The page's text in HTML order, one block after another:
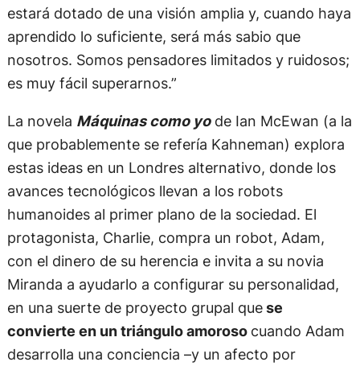
estará dotado de una visión amplia y, cuando haya
aprendido lo suficiente, será más sabio que
nosotros. Somos pensadores limitados y ruidosos;
es muy fácil superarnos.”
La novela Máquinas como yode Ian McEwan (a la
que probablemente se refería Kahneman) explora
estas ideas en un Londres alternativo, donde los
avances tecnológicos llevan a los robots
humanoides al primer plano de la sociedad. El
protagonista, Charlie, compra un robot, Adam,
con el dinero de su herencia e invita a su novia
Miranda a ayudarlo a configurar su personalidad,
en una suerte de proyecto grupal quese
convierte en un triángulo amoroso cuando Adam
desarrolla una conciencia –y un afecto por